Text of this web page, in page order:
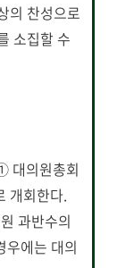
의 찬성으로
소집할 수
대의원총회
개회한다.
과반수의
우에는 대의